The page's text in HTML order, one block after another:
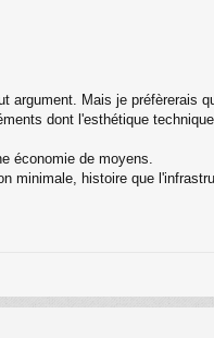
Mais je
dont l'esthétique
économie de moyens.
minimale, histoire que